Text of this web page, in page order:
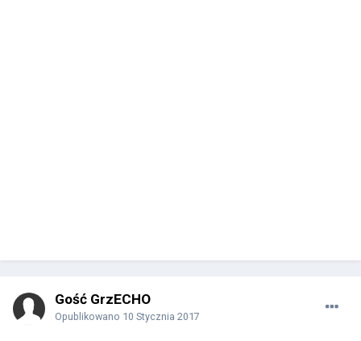
Gość GrzECHO
Opublikowano 10 Stycznia 2017